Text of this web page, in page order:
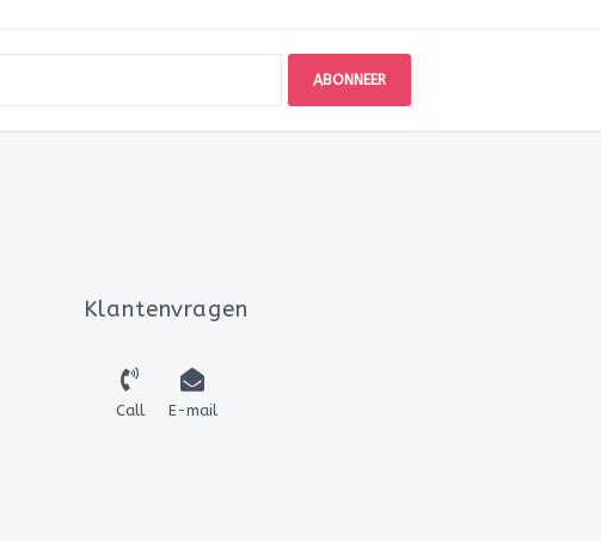
ABONNEER
Klantenvragen
Call E-mail